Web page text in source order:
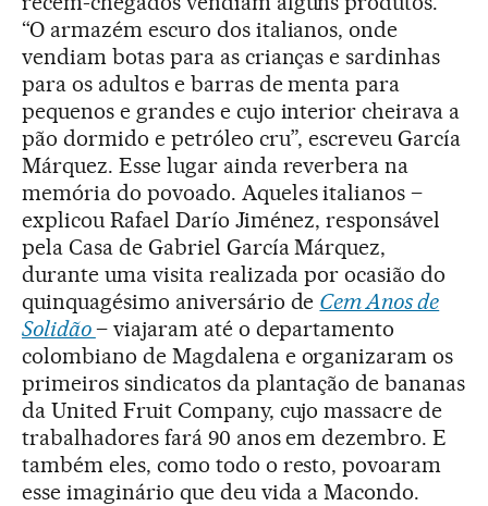
“O armazém escuro dos italianos, onde
vendiam botas para as crianças e sardinhas
para os adultos e barras de menta para
pequenos e grandes e cujo interior cheirava a
pão dormido e petróleo cru”, escreveu García
Márquez. Esse lugar ainda reverbera na
memória do povoado. Aqueles italianos –
explicou Rafael Darío Jiménez, responsável
pela Casa de Gabriel García Márquez,
durante uma visita realizada por ocasião do
quinquagésimo aniversário de Cem Anos de
Solidão– viajaram até o departamento
colombiano de Magdalena e organizaram os
primeiros sindicatos da plantação de bananas
da United Fruit Company, cujo massacre de
trabalhadores fará 90 anos em dezembro. E
também eles, como todo o resto, povoaram
esse imaginário que deu vida a Macondo.